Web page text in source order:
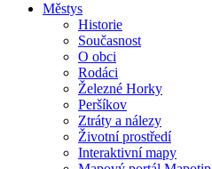
Městys
Historie
Současnost
O obci
Rodáci
Železné Horky
Peršíkov
Ztráty a nálezy
Životní prostředí
Interaktivní mapy